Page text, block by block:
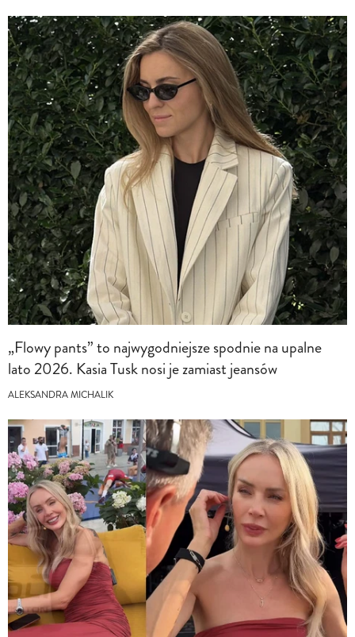
„Flowy pants” to najwygodniejsze spodnie na upalne
lato 2026. Kasia Tusk nosi je zamiast jeansów
ALEKSANDRA MICHALIK